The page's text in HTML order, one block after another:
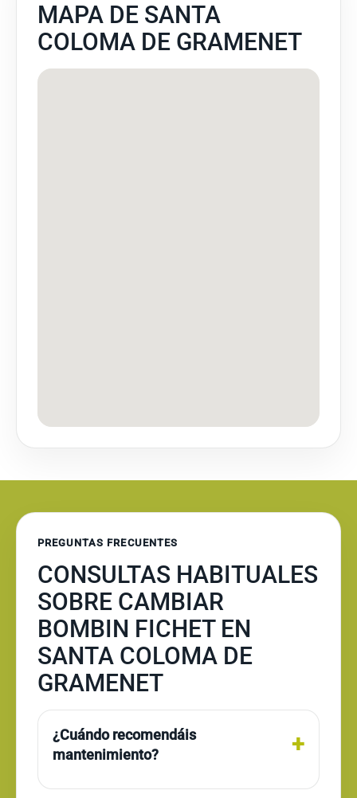
MAPA DE SANTA
COLOMA DE GRAMENET
PREGUNTAS FRECUENTES
CONSULTAS HABITUALES
SOBRE CAMBIAR
BOMBIN FICHET EN
SANTA COLOMA DE
GRAMENET
¿Cuándo recomendáis
mantenimiento?